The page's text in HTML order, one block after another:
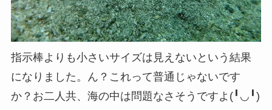
指示棒よりも小さいサイズは見えないという結果
になりました。ん？これって普通じゃないです
か？お二人共、海の中は問題なさそうですよ(╹◡╹)